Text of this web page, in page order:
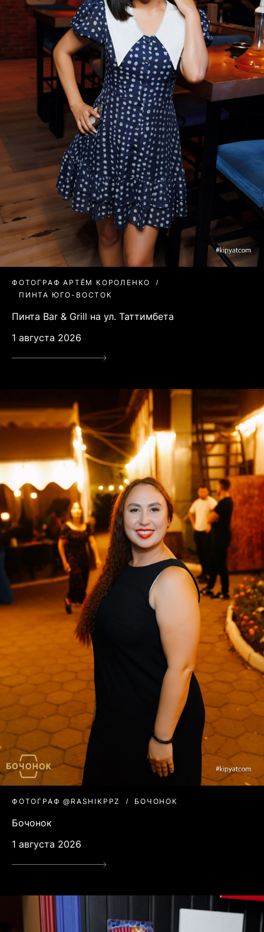
ФОТОГРАФ АРТЁМ КОРОЛЕНКО
ПИНТА ЮГО-ВОСТОК
Пинта Bar & Grill на ул. Таттимбета
1 августа 2026
ФОТОГРАФ @RASHIKPPZ БОЧОНОК
Бочонок
1 августа 2026